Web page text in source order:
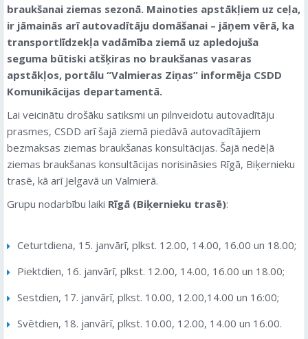
braukšanai ziemas sezonā. Mainoties apstākļiem uz ceļa,
ir jāmainās arī autovadītāju domāšanai – jāņem vērā, ka
transportlīdzekļa vadāmība ziemā uz apledojuša
seguma būtiski atšķiras no braukšanas vasaras
apstākļos, portālu “Valmieras Ziņas” informēja CSDD
Komunikācijas departamentā.
Lai veicinātu drošāku satiksmi un pilnveidotu autovadītāju
prasmes, CSDD arī šajā ziemā piedāvā autovadītājiem
bezmaksas ziemas braukšanas konsultācijas. Šajā nedēļā
ziemas braukšanas konsultācijas norisināsies Rīgā, Biķernieku
trasē, kā arī Jelgavā un Valmierā.
Grupu nodarbību laiki Rīgā (Biķernieku trasē):
Ceturtdiena, 15. janvārī, plkst. 12.00, 14.00, 16.00 un 18.00;
Piektdien, 16. janvārī, plkst. 12.00, 14.00, 16.00 un 18.00;
Sestdien, 17. janvārī, plkst. 10.00, 12.00,14.00 un 16:00;
Svētdien, 18. janvārī, plkst. 10.00, 12.00, 14.00 un 16.00.